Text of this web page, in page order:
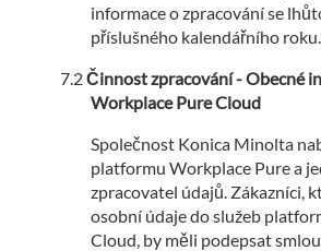
informace o zpracování se
příslušného kalendářního roku.
Činnost zpracování - Obecné
Workplace Pure Cloud
Společnost Konica Minolta
platformu Workplace Pure a
zpracovatel údajů. Zákazníci,
osobní údaje do služeb
Cloud, by měli podepsat